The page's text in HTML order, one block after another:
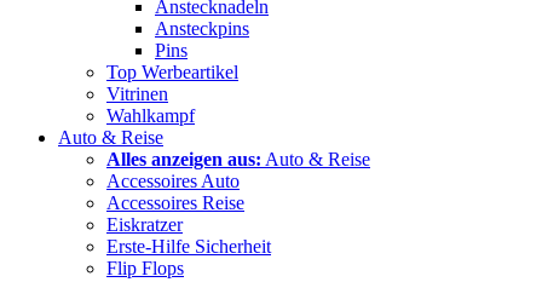
Anstecknadeln
Ansteckpins
Pins
Top Werbeartikel
Vitrinen
Wahlkampf
Auto & Reise
Alles anzeigen aus: Auto & Reise
Accessoires Auto
Accessoires Reise
Eiskratzer
Erste-Hilfe Sicherheit
Flip Flops